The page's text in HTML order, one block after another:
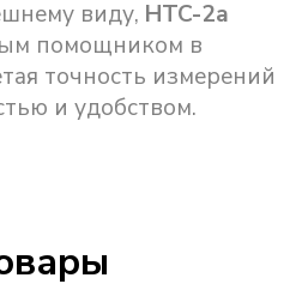
виду, HTC-2a
помощником в
точность измерений
и удобством.